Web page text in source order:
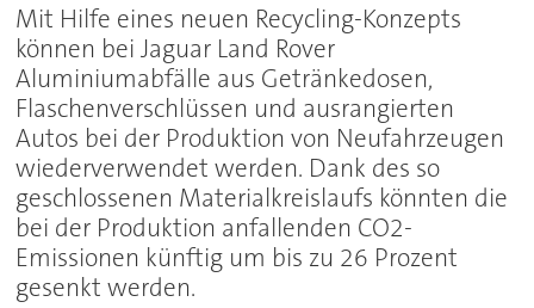
Mit Hilfe eines neuen Recycling-Konzepts
können bei Jaguar Land Rover
Aluminiumabfälle aus Getränkedosen,
Flaschenverschlüssen und ausrangierten
Autos bei der Produktion von Neufahrzeugen
wiederverwendet werden. Dank des so
geschlossenen Materialkreislaufs könnten die
bei der Produktion anfallenden CO2-
Emissionen künftig um bis zu 26 Prozent
gesenkt werden.